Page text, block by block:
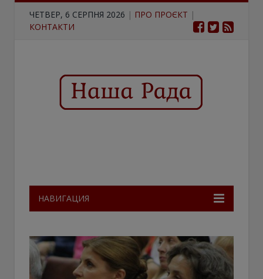
ЧЕТВЕР, 6 СЕРПНЯ 2026 | ПРО ПРОЄКТ |
КОНТАКТИ
НАВИГАЦИЯ